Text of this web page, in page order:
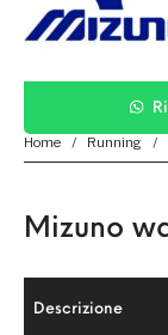
Home / Running /
Mizuno
Descrizione